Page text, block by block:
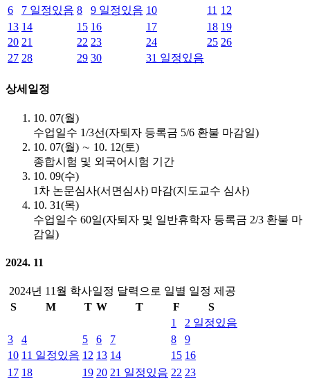
6
7 일정있음 8 9 일정있음 10 11 12
13 14 15 16 17 18 19
20 21 22 23 24 25 26
27 28 29 30 31 일정있음
상세일정
10. 07(월)
수업일수 1/3선(자퇴자 등록금 5/6 환불 마감일)
10. 07(월) ∼ 10. 12(토)
종합시험 및 외국어시험 기간
10. 09(수)
1차 논문심사(서면심사) 마감(지도교수 심사)
10. 31(목)
수업일수 60일(자퇴자 및 일반휴학자 등록금 2/3 환불 마
감일)
2024. 11
2024년 11월 학사일정 달력으로 일별 일정 제공
S
M T W T F
S
1
2 일정있음
3
4 5 6 7 8
9
10 11 일정있음 12 13 14 15 16
17 18 19 20 21 일정있음 22 23